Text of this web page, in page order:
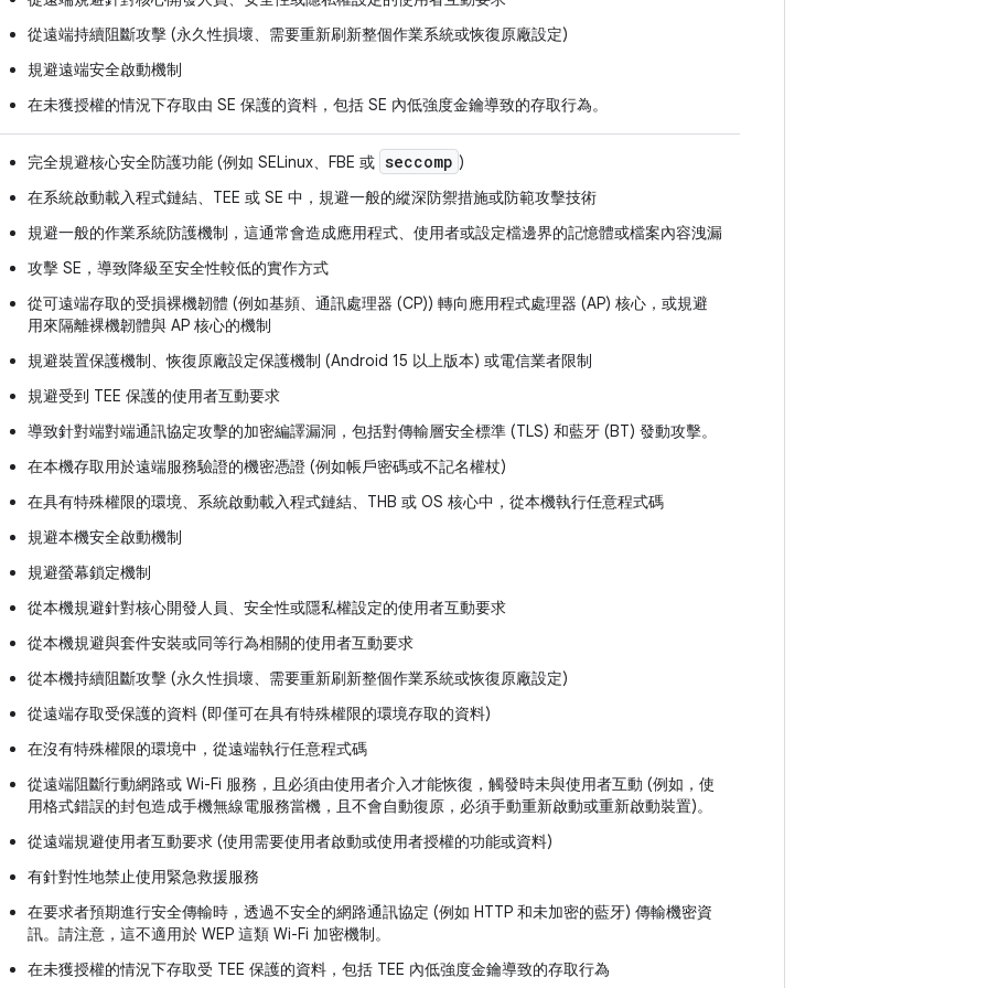
從遠端持續阻斷攻擊 (永久性損壞、需要重新刷新整個作業系統或恢復原廠設定)
規避遠端安全啟動機制
在未獲授權的情況下存取由 SE 保護的資料，包括 SE 內低強度金鑰導致的存取行為。
完全規避核心安全防護功能 (例如 SELinux、FBE 或 seccomp )
在系統啟動載入程式鏈結、TEE 或 SE 中，規避一般的縱深防禦措施或防範攻擊技術
規避一般的作業系統防護機制，這通常會造成應用程式、使用者或設定檔邊界的記憶體或檔案內容洩漏
攻擊 SE，導致降級至安全性較低的實作方式
從可遠端存取的受損裸機韌體 (例如基頻、通訊處理器 (CP)) 轉向應用程式處理器 (AP) 核心，或規避
用來隔離裸機韌體與 AP 核心的機制
規避裝置保護機制、恢復原廠設定保護機制 (Android 15 以上版本) 或電信業者限制
規避受到 TEE 保護的使用者互動要求
導致針對端對端通訊協定攻擊的加密編譯漏洞，包括對傳輸層安全標準 (TLS) 和藍牙 (BT) 發動攻擊。
在本機存取用於遠端服務驗證的機密憑證 (例如帳戶密碼或不記名權杖)
在具有特殊權限的環境、系統啟動載入程式鏈結、THB 或 OS 核心中，從本機執行任意程式碼
規避本機安全啟動機制
規避螢幕鎖定機制
從本機規避針對核心開發人員、安全性或隱私權設定的使用者互動要求
從本機規避與套件安裝或同等行為相關的使用者互動要求
從本機持續阻斷攻擊 (永久性損壞、需要重新刷新整個作業系統或恢復原廠設定)
從遠端存取受保護的資料 (即僅可在具有特殊權限的環境存取的資料)
在沒有特殊權限的環境中，從遠端執行任意程式碼
從遠端阻斷行動網路或 Wi-Fi 服務，且必須由使用者介入才能恢復，觸發時未與使用者互動 (例如，使
用格式錯誤的封包造成手機無線電服務當機，且不會自動復原，必須手動重新啟動或重新啟動裝置)。
從遠端規避使用者互動要求 (使用需要使用者啟動或使用者授權的功能或資料)
有針對性地禁止使用緊急救援服務
在要求者預期進行安全傳輸時，透過不安全的網路通訊協定 (例如 HTTP 和未加密的藍牙) 傳輸機密資
訊。請注意，這不適用於 WEP 這類 Wi-Fi 加密機制。
在未獲授權的情況下存取受 TEE 保護的資料，包括 TEE 內低強度金鑰導致的存取行為